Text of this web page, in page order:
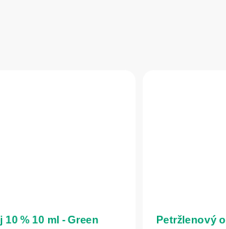
10 % 10 ml - Green Petržlenový